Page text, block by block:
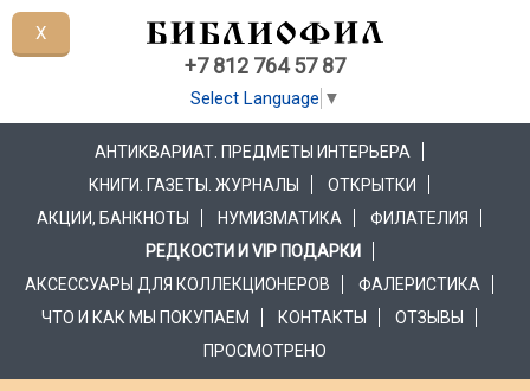
+7 812 764 57 87
Select Language ▼
АНТИКВАРИАТ. ПРЕДМЕТЫ ИНТЕРЬЕРА
КНИГИ. ГАЗЕТЫ. ЖУРНАЛЫ
ОТКРЫТКИ
АКЦИИ, БАНКНОТЫ
НУМИЗМАТИКА
ФИЛАТЕЛИЯ
РЕДКОСТИ И VIP ПОДАРКИ
АКСЕССУАРЫ ДЛЯ КОЛЛЕКЦИОНЕРОВ
ФАЛЕРИСТИКА
ЧТО И КАК МЫ ПОКУПАЕМ
КОНТАКТЫ
ОТЗЫВЫ
ПРОСМОТРЕНО
X